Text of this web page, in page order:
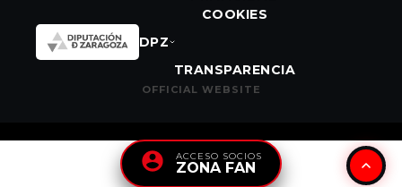
ACCESO SOCIOS
ZONA FAN
COOKIES
DPZ
TRANSPARENCIA
OFFICIAL WEBSITE